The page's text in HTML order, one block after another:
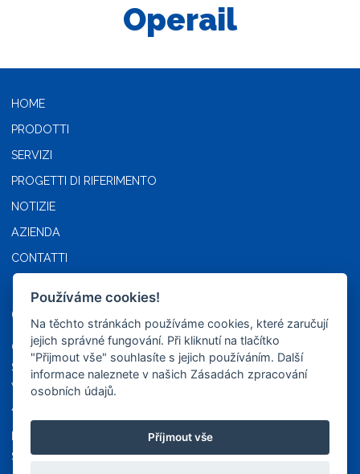
Operail
HOME
PRODOTTI
SERVIZI
PROGETTI DI RIFERIMENTO
NOTIZIE
AZIENDA
CONTATTI
CONTATTI
CZ LOKO ITALIA S.R.L. –
Società a Socio Unico
Via Valeggio 6
46100 Mantova
Sottoposta alla direzione e al
Používáme cookies!
Na těchto stránkách používáme cookies, které zaručují
jejich správné fungování. Při kliknutí na tlačítko
"Přijmout vše" souhlasíte s jejich používáním. Další
informace naleznete v našich Zásadách zpracování
osobních údajů.
Příjmout vše